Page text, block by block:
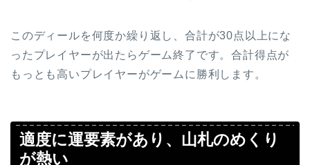
このディールを何度か繰り返し、合計が30点以上にな
ったプレイヤーが出たらゲーム終了です。合計得点が
もっとも高いプレイヤーがゲームに勝利します。
適度に運要素があり、山札のめくり
が熱い